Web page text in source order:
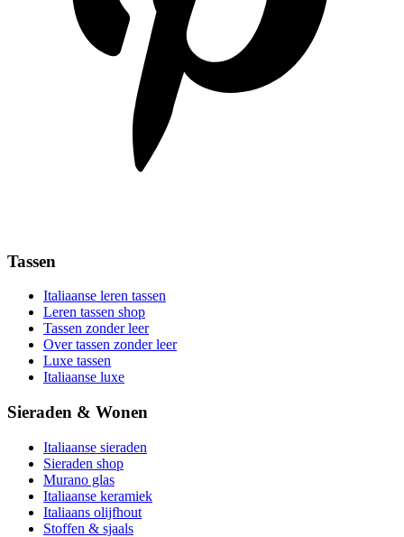
Tassen
Italiaanse leren tassen
Leren tassen shop
Tassen zonder leer
Over tassen zonder leer
Luxe tassen
Italiaanse luxe
Sieraden & Wonen
Italiaanse sieraden
Sieraden shop
Murano glas
Italiaanse keramiek
Italiaans olijfhout
Stoffen & sjaals